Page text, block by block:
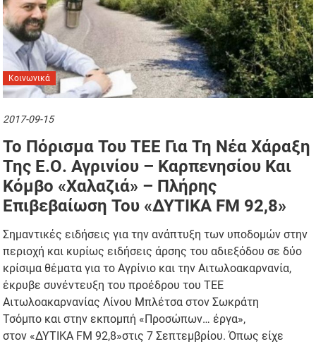
Κοινωνικά
2017-09-15
Το Πόρισμα Του ΤΕΕ Για Τη Νέα Χάραξη
Της Ε.Ο. Αγρινίου – Καρπενησίου Και
Κόμβο «Χαλαζιά» – Πλήρης
Επιβεβαίωση Του «ΔΥΤΙΚΑ FM 92,8»
Σημαντικές ειδήσεις για την ανάπτυξη των υποδομών στην
περιοχή και κυρίως ειδήσεις άρσης του αδιεξόδου σε δύο
κρίσιμα θέματα για το Αγρίνιο και την Αιτωλοακαρνανία,
έκρυβε συνέντευξη του προέδρου του ΤΕΕ
Αιτωλοακαρνανίας Λίνου Μπλέτσα στον Σωκράτη
Τσόμπο και στην εκπομπή «Προσώπων… έργα»,
στον «ΔΥΤΙΚΑ FM 92,8»στις 7 Σεπτεμβρίου. Όπως είχε